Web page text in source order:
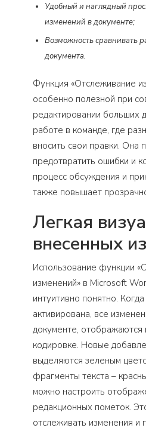
Удобный и наглядный
изменений в документе;
Возможность сравнивать
документа.
Функция «Отслеживание
особенно полезной при
редактировании больших
работе в команде, где
вносить свои правки. Она
предотвратить ошибки и
процесс обсуждения и
также повышает
Легкая
внесенных
Использование функции
изменений» в Microsoft
интуитивно понятно.
активирована, все
документе, отображаются
кодировке. Новые
выделяются зеленым
фрагменты текста –
можно настроить
редакционных пометок.
отслеживать изменения и